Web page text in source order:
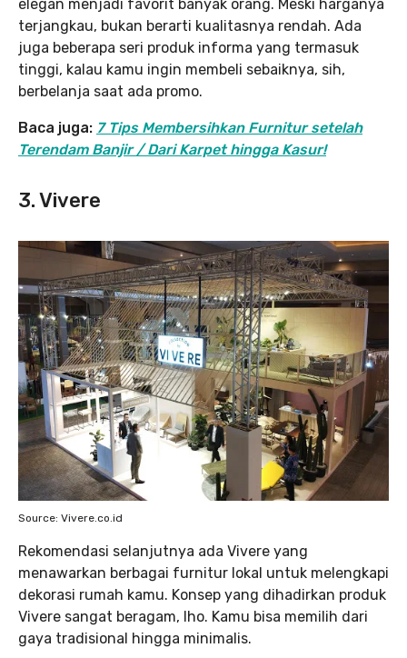
elegan menjadi favorit banyak orang. Meski harganya
terjangkau, bukan berarti kualitasnya rendah. Ada
juga beberapa seri produk informa yang termasuk
tinggi, kalau kamu ingin membeli sebaiknya, sih,
berbelanja saat ada promo.
Baca juga: 7 Tips Membersihkan Furnitur setelah
Terendam Banjir / Dari Karpet hingga Kasur!
3. Vivere
Source: Vivere.co.id
Rekomendasi selanjutnya ada Vivere yang
menawarkan berbagai furnitur lokal untuk melengkapi
dekorasi rumah kamu. Konsep yang dihadirkan produk
Vivere sangat beragam, lho. Kamu bisa memilih dari
gaya tradisional hingga minimalis.